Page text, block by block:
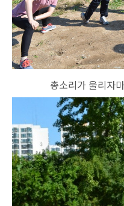
총소리가 울리자